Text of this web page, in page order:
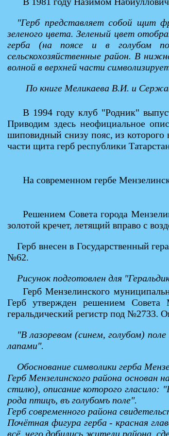
"Герб представляет собой щит
зеленого цвета. Зеленый цвет
герба (на поясе и в голубом
сельскохозяйственные район. В
волной в верхней части
По книге Меликаева В.И. и
В 1994 году клуб "Родник"
Приводим здесь неофициальное
шиповидный снизу пояс, из
части щита герб республики
На современном гербе
Решением Совета города
золотой кречет, летящий вправо с
Герб внесен в Государственный
№62.
Рисунок подготовлен для
Герб Мензелинского
Герб утвержден решением
геральдический регистр под №2733.
"В лазоревом (синем, голубом)
лапами".
Обоснование символики герба
Герб Мензелинского района основан
стилю), описание которого
рода птицъ, въ голубомъ поле".
Герб современного района
Почётная фигура герба - красная
всё, чего добились жители района,